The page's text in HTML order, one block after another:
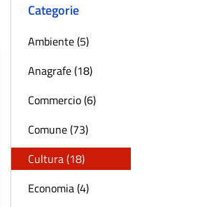
Categorie
Ambiente (5)
Anagrafe (18)
Commercio (6)
Comune (73)
Cultura (18)
Economia (4)